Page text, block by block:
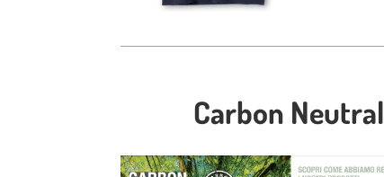
Carbon Neutral